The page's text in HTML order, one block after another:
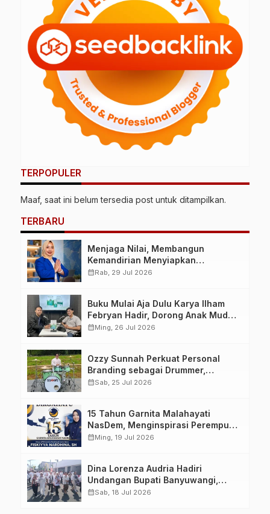
TERPOPULER
Maaf, saat ini belum tersedia post untuk ditampilkan.
TERBARU
Menjaga Nilai, Membangun
Kemandirian Menyiapkan
Kepemimpinan Ekonomi Perempuan
Jamaah
calendar_monthRab, 29 Jul 2026
Buku Mulai Aja Dulu Karya Ilham
Febryan Hadir, Dorong Anak Muda
Berhenti Menunda dan Mulai
calendar_monthMing, 26 Jul 2026
Ozzy Sunnah Perkuat Personal
Branding sebagai Drummer,
Produser, dan Sutradara Melalui
calendar_monthSab, 25 Jul 2026
15 Tahun Garnita Malahayati
NasDem, Menginspirasi Perempuan
Memimpin Perubahan Bangsa
calendar_monthMing, 19 Jul 2026
Dina Lorenza Audria Hadiri
Undangan Bupati Banyuwangi,
Saksikan Banyuwangi Ethno
calendar_monthSab, 18 Jul 2026